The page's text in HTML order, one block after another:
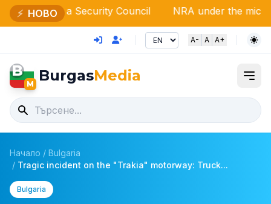
⚡ НОВО
Security Council NRA under the microscope:
A- A A+
B
M BurgasMedia
Начало / Bulgaria
/ Tragic incident on the "Trakia" motorway: Truck...
Bulgaria